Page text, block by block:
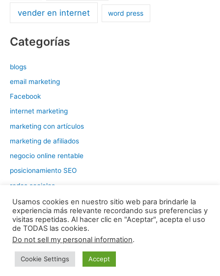
vender en internet word press
Categorías
blogs
email marketing
Facebook
internet marketing
marketing con artículos
marketing de afiliados
negocio online rentable
posicionamiento SEO
redes sociales
tráfico web
Todos los derechos © 2026 Negocio Online Rentable | Funciona
Usamos cookies en nuestro sitio web para brindarle la
experiencia más relevante recordando sus preferencias y
visitas repetidas. Al hacer clic en "Aceptar", acepta el uso
de TODAS las cookies.
Do not sell my personal information.
Cookie Settings Accept